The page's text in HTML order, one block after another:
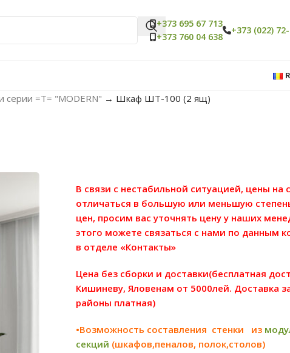
+373 695 67 713
+373 760 04 638
+373 (022)
серии =Т= "MODERN" → Шкаф ШT-100 (2 ящ)
В связи с нестабильной ситуацией, цены на
отличаться в большую или меньшую
цен, просим вас уточнять цену у наших
этого можете связаться с нами по данным
в отделе «Контакты»
Цена без сборки и доставки(бесплатная
Кишиневу, Яловенам от 5000лей. Доставка
районы платная)
•Возможность составления стенки из
секций (шкафов,пеналов, полок,столов)